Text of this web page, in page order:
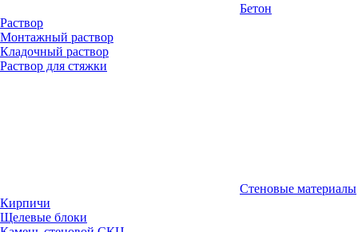
Бетон
Раствор
Монтажный раствор
Кладочный раствор
Раствор для стяжки
Стеновые материалы
Кирпичи
Щелевые блоки